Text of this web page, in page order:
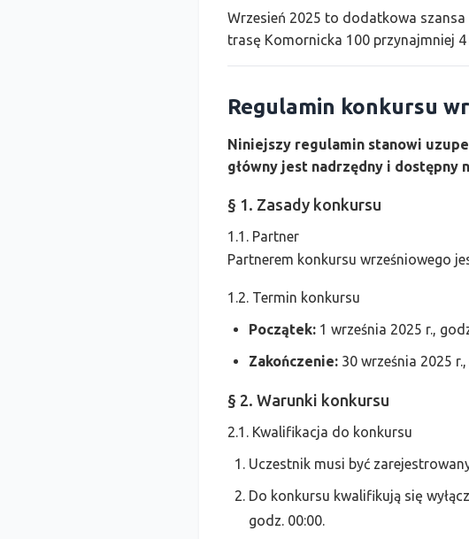
Wrzesień 2025 to dodatkowa
trasę Komornicka 100 przynajmniej 4
Regulamin konkursu
Niniejszy regulamin stanowi
główny jest nadrzędny i dostępny
§ 1. Zasady konkursu
1.1. Partner
Partnerem konkursu wrześniowego
1.2. Termin konkursu
Początek: 1 września 2025 r.,
Zakończenie: 30 września 2025
§ 2. Warunki konkursu
2.1. Kwalifikacja do konkursu
Uczestnik musi być
Do konkursu kwalifikują się
godz. 00:00.